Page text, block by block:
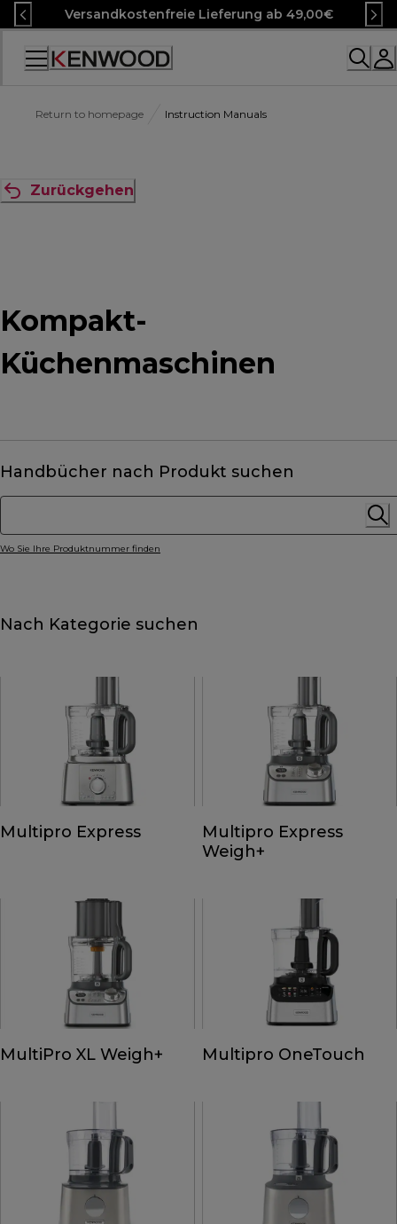
Skip
to
Content
Versandkostenfreie Lieferung ab 49,00€
Accessibility
Return to homepage Instruction Manuals
Zurückgehen
Kompakt-
Küchenmaschinen
Handbücher nach Produkt suchen
Wo Sie Ihre Produktnummer finden
Nach Kategorie suchen
Multipro Express
Multipro Express
Weigh+
MultiPro XL Weigh+ Multipro OneTouch